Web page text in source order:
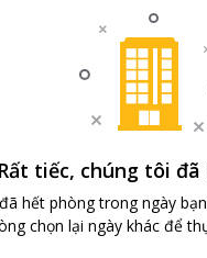
Rất tiếc, chúng tôi
hết phòng trong ngày
chọn lại ngày khác để